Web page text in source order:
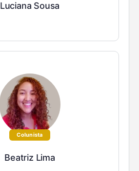
Luciana Sousa
Colunista
Beatriz Lima